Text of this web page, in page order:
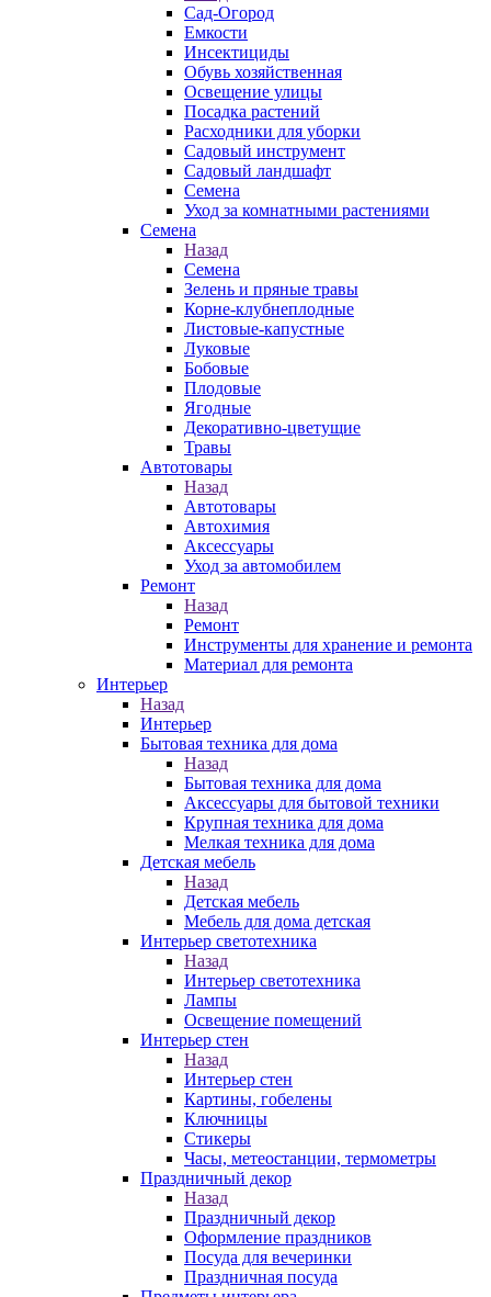
Сад-Огород
Емкости
Инсектициды
Обувь хозяйственная
Освещение улицы
Посадка растений
Расходники для уборки
Садовый инструмент
Садовый ландшафт
Семена
Уход за комнатными растениями
Семена
Назад
Семена
Зелень и пряные травы
Корне-клубнеплодные
Листовые-капустные
Луковые
Бобовые
Плодовые
Ягодные
Декоративно-цветущие
Травы
Автотовары
Назад
Автотовары
Автохимия
Аксессуары
Уход за автомобилем
Ремонт
Назад
Ремонт
Инструменты для хранение и ремонта
Материал для ремонта
Интерьер
Назад
Интерьер
Бытовая техника для дома
Назад
Бытовая техника для дома
Аксессуары для бытовой техники
Крупная техника для дома
Мелкая техника для дома
Детская мебель
Назад
Детская мебель
Мебель для дома детская
Интерьер светотехника
Назад
Интерьер светотехника
Лампы
Освещение помещений
Интерьер стен
Назад
Интерьер стен
Картины, гобелены
Ключницы
Стикеры
Часы, метеостанции, термометры
Праздничный декор
Назад
Праздничный декор
Оформление праздников
Посуда для вечеринки
Праздничная посуда